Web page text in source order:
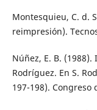
Montesquieu, C. d.
reimpresión).
Núñez, E. B.
Rodríguez. En S.
197-198). Congreso